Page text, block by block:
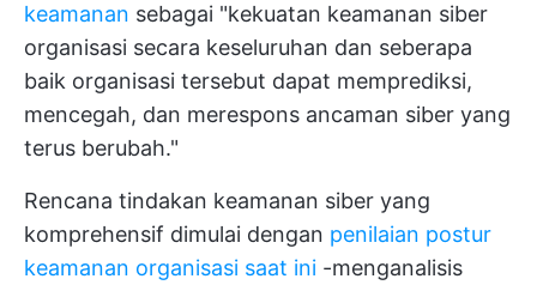
keamanan sebagai "kekuatan keamanan siber
organisasi secara keseluruhan dan seberapa
baik organisasi tersebut dapat memprediksi,
mencegah, dan merespons ancaman siber yang
terus berubah."
Rencana tindakan keamanan siber yang
komprehensif dimulai dengan penilaian postur
keamanan organisasi saat ini -menganalisis